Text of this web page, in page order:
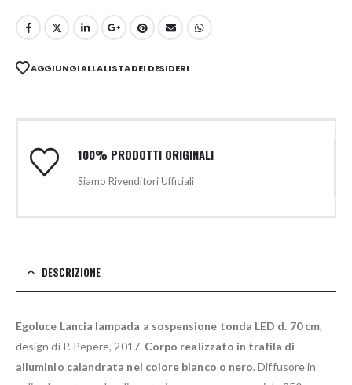
AGGIUNGI ALLA LISTA DEI DESIDERI
100% PRODOTTI ORIGINALI
Siamo Rivenditori Ufficiali
DESCRIZIONE
Egoluce Lancia lampada a sospensione tonda LED d. 70 cm,
design di P. Pepere, 2017. Corpo realizzato in trafila di
alluminio calandrata nel colore bianco o nero.Diffusore in